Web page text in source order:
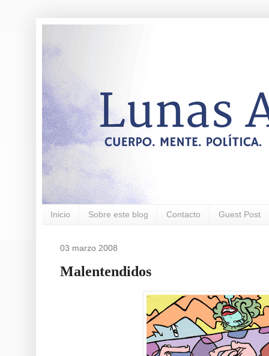
Inicio Sobre este blog Contacto Guest Post
03 marzo 2008
Malentendidos